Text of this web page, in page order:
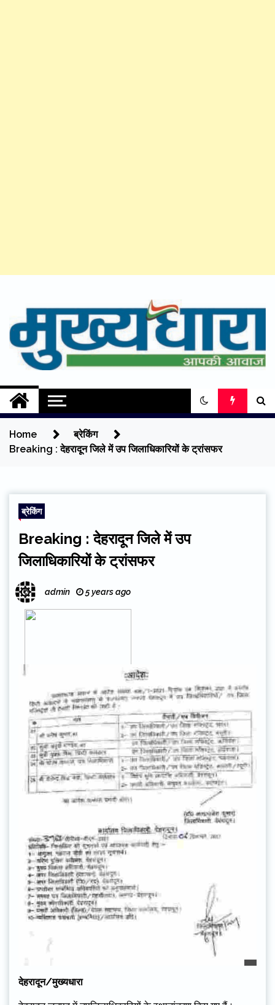
content
Mukhyadhara
Aapki Aawaz
Home
ब्रेकिंग
Breaking : देहरादून जिले में उप जिलाधिकारियों के ट्रांसफर
ब्रेकिंग
Breaking : देहरादून जिले में उप
जिलाधिकारियों के ट्रांसफर
admin 5 years ago
देहरादून/मुख्यधारा